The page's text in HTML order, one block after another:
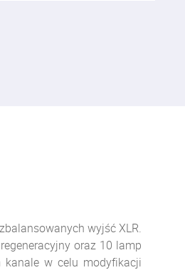
wyjść XLR.
oraz 10 lamp
w celu modyfikacji